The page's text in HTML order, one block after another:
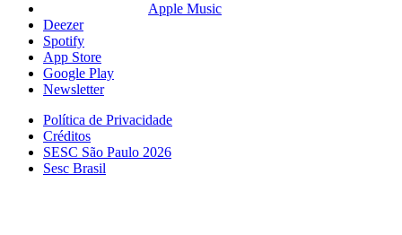
Apple Music
Deezer
Spotify
App Store
Google Play
Newsletter
Política de Privacidade
Créditos
SESC São Paulo 2026
Sesc Brasil